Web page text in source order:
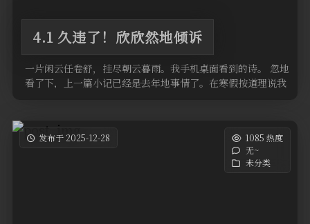
4.1 久违了！欣欣然地倾诉
一片闲云任卷舒，挂尽朝云暮雨。我手机桌面看到的诗。 忽地
看了下，上一篇小记已经是去年地事情了。在寒假按道理说我
发布于 2025-12-28
1085 热度
无~
未分类